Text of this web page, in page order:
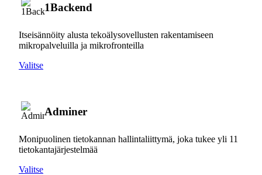
1Backend
Itseisännöity alusta tekoälysovellusten rakentamiseen
mikropalveluilla ja mikrofronteilla
Valitse
Adminer
Monipuolinen tietokannan hallintaliittymä, joka tukee yli 11
tietokantajärjestelmää
Valitse